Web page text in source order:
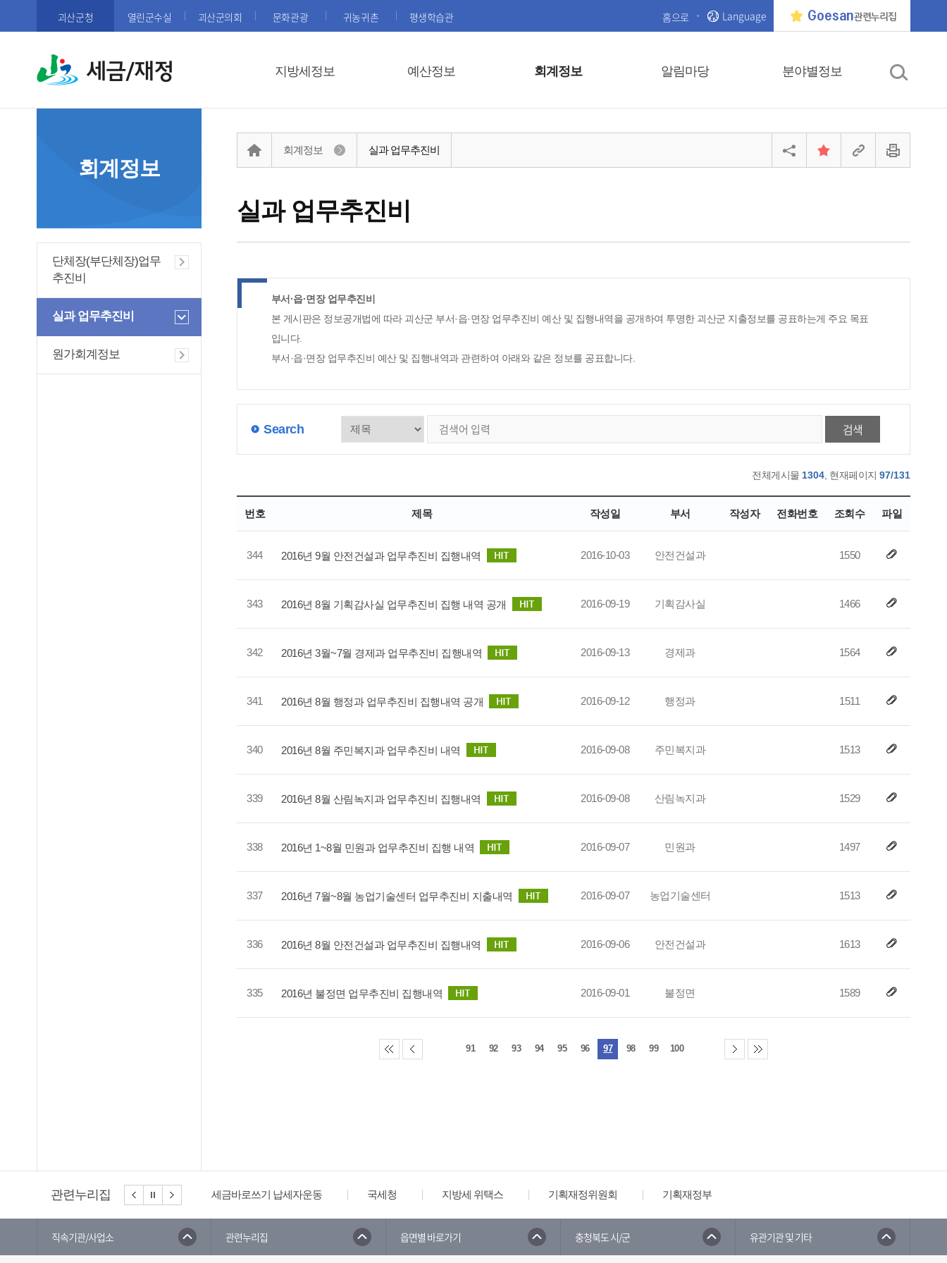
괴산군청 열린군수실 괴산군의회 문화관광 귀농귀촌 평생학습관 홈으로 Language Goesan관련누리집
세금/재정 지방세정보 예산정보 회계정보 알림마당 분야별정보
회계정보
단체장(부단체장)업무
추진비
실과 업무추진비
원가회계정보
실과 업무추진비
회계정보 실과 업무추진비
부서·읍·면장 업무추진비
본 게시판은 정보공개법에 따라 괴산군 부서·읍·면장 업무추진비 예산 및 집행내역을 공개하여 투명한 괴산군 지출정보를 공표하는게 주요 목표
입니다.
부서·읍·면장 업무추진비 예산 및 집행내역과 관련하여 아래와 같은 정보를 공표합니다.
Search 검색
전체게시물 1304 , 현재페이지 97/131
번호 제목 작성일 부서 작성자 전화번호 조회수 파일
344 2016년 9월 안전건설과 업무추진비 집행내역 2016-10-03 안전건설과 1550
343 2016년 8월 기획감사실 업무추진비 집행 내역 공개 2016-09-19 기획감사실 1466
342 2016년 3월~7월 경제과 업무추진비 집행내역 2016-09-13 경제과 1564
341 2016년 8월 행정과 업무추진비 집행내역 공개 2016-09-12 행정과 1511
340 2016년 8월 주민복지과 업무추진비 내역 2016-09-08 주민복지과 1513
339 2016년 8월 산림녹지과 업무추진비 집행내역 2016-09-08 산림녹지과 1529
338 2016년 1~8월 민원과 업무추진비 집행 내역 2016-09-07 민원과 1497
337 2016년 7월~8월 농업기술센터 업무추진비 지출내역 2016-09-07 농업기술센터 1513
336 2016년 8월 안전건설과 업무추진비 집행내역 2016-09-06 안전건설과 1613
335 2016년 불정면 업무추진비 집행내역 2016-09-01 불정면 1589
91 92 93 94 95 96 97 98 99 100
관련누리집 세금바로쓰기 납세자운동 국세청 지방세 위택스 기획재정위원회 기획재정부
직속기관/사업소 관련누리집 읍면별 바로가기 충청북도 시/군 유관기관 및 기타